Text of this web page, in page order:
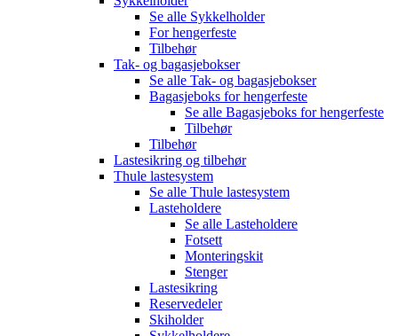
Se alle Sykkelholder
For hengerfeste
Tilbehør
Tak- og bagasjebokser
Se alle Tak- og bagasjebokser
Bagasjeboks for hengerfeste
Se alle Bagasjeboks for hengerfeste
Tilbehør
Tilbehør
Lastesikring og tilbehør
Thule lastesystem
Se alle Thule lastesystem
Lasteholdere
Se alle Lasteholdere
Fotsett
Monteringskit
Stenger
Lastesikring
Reservedeler
Skiholder